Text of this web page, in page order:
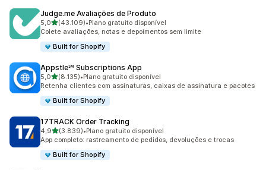
Judge.me Avaliações de Produto
5,0de 5 estrelas
(43.109)
43109 avaliações ao todo
•Plano gratuito disponível
Colete avaliações, notas e depoimentos sem limite
Built for Shopify
Appstle℠ Subscriptions App
5,0de 5 estrelas
(8.135)
8135 avaliações ao todo
•Plano gratuito disponível
Retenha clientes com assinaturas, caixas de assinatura e pacotes
Built for Shopify
17TRACK Order Tracking
4,9de 5 estrelas
(3.839)
3839 avaliações ao todo
•Plano gratuito disponível
App completo: rastreamento de pedidos, devoluções e trocas
Built for Shopify